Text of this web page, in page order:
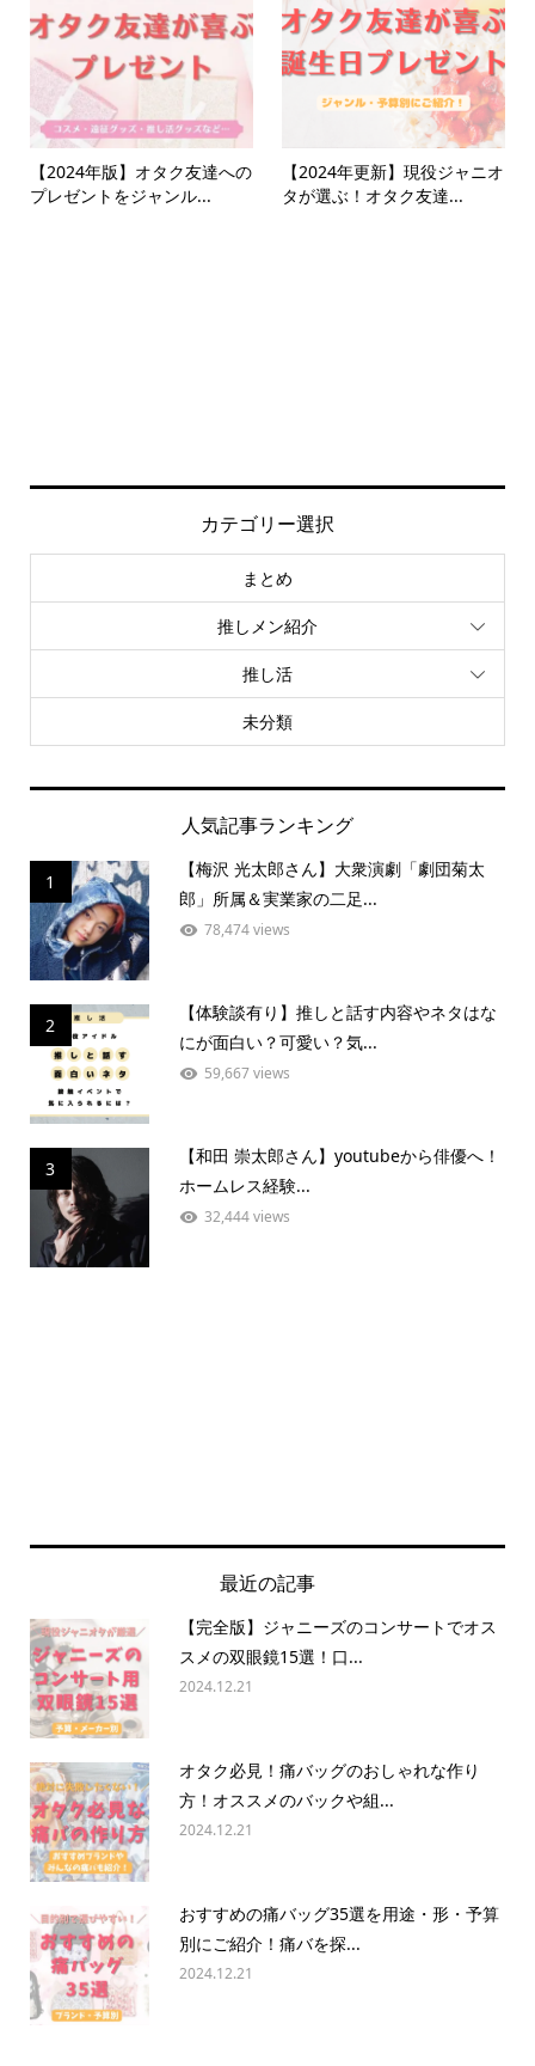
【2024年版】オタク友達への
プレゼントをジャンル...
【2024年更新】現役ジャニオ
タが選ぶ！オタク友達...
カテゴリー選択
まとめ
推しメン紹介
推し活
未分類
人気記事ランキング
1
【梅沢 光太郎さん】大衆演劇「劇団菊太
郎」所属＆実業家の二足...
78,474 views
2
【体験談有り】推しと話す内容やネタはな
にが面白い？可愛い？気...
59,667 views
3
【和田 崇太郎さん】youtubeから俳優へ！
ホームレス経験...
32,444 views
最近の記事
【完全版】ジャニーズのコンサートでオス
スメの双眼鏡15選！口...
2024.12.21
オタク必見！痛バッグのおしゃれな作り
方！オススメのバックや組...
2024.12.21
おすすめの痛バッグ35選を用途・形・予算
別にご紹介！痛バを探...
2024.12.21